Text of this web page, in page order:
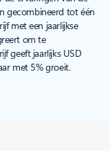
gecombineerd tot één
met een jaarlijkse
om te
geeft jaarlijks USD
met 5% groeit.